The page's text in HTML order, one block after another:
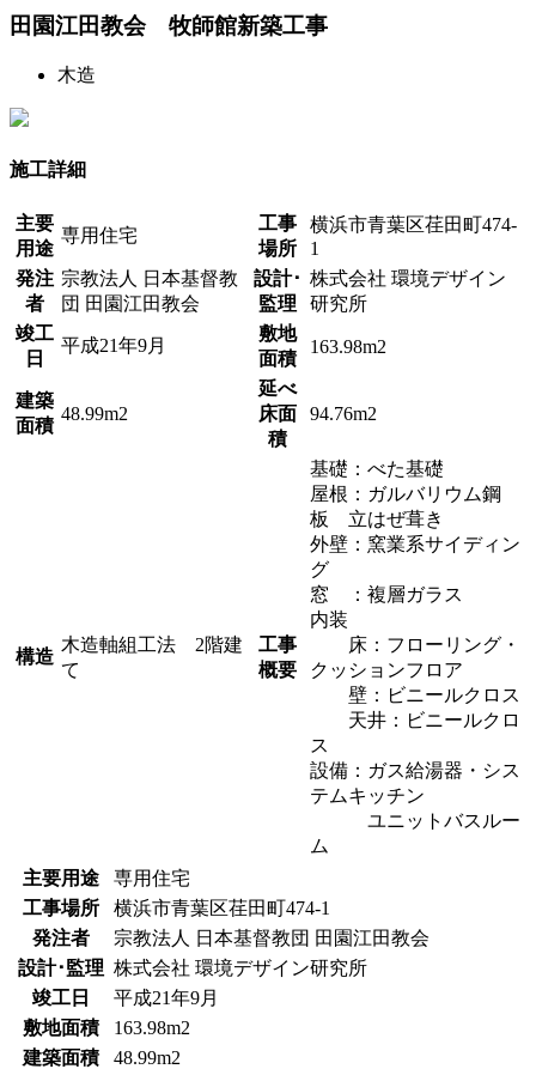
田園江田教会 牧師館新築工事
木造
施工詳細
主要
用途
専用住宅
工事
場所
横浜市青葉区荏田町474-
1
発注
者
宗教法人 日本基督教
団 田園江田教会
設計･
監理
株式会社 環境デザイン
研究所
竣工
日
平成21年9月
敷地
面積
163.98m2
建築
面積
48.99m2
延べ
床面
積
94.76m2
構造
木造軸組工法 2階建
て
工事
概要
基礎：べた基礎
屋根：ガルバリウム鋼
板 立はぜ葺き
外壁：窯業系サイディン
グ
窓 ：複層ガラス
内装
床：フローリング・
クッションフロア
壁：ビニールクロス
天井：ビニールクロ
ス
設備：ガス給湯器・シス
テムキッチン
ユニットバスルー
ム
主要用途
専用住宅
工事場所
横浜市青葉区荏田町474-1
発注者
宗教法人 日本基督教団 田園江田教会
設計･監理 株式会社 環境デザイン研究所
竣工日
平成21年9月
敷地面積
163.98m2
建築面積
48.99m2